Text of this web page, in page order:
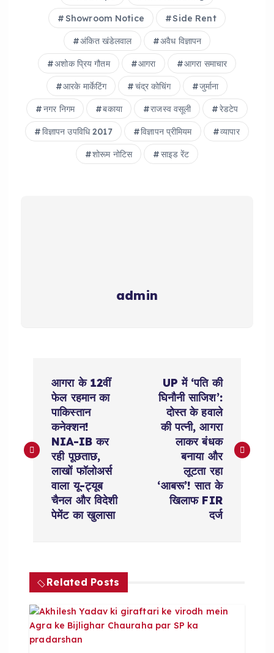
Showroom Notice Side Rent
अंकित खंडेलवाल अवैध विज्ञापन
अशोक प्रिय गौतम आगरा आगरा समाचार
आरके मार्केटिंग चंद्र कोचिंग जुर्माना
नगर निगम बकाया राजस्व वसूली रेडटेप
विज्ञापन उपविधि 2017 विज्ञापन प्रीमियम व्यापार
शोरूम नोटिस साइड रेंट
admin
t
g
a
आगरा के 12वीं
फेल रहमान का
पाकिस्तान
कनेक्शन!
NIA-IB कर
रही पूछताछ,
लाखों फॉलोअर्स
वाला यू-ट्यूब
चैनल और विदेशी
पेमेंट का खुलासा
UP में ‘पति की
घिनौनी साजिश’:
दोस्त के हवाले
की पत्नी, आगरा
लाकर बंधक
बनाया और
लूटता रहा
‘आबरू’! सात के
खिलाफ FIR
दर्ज
Related Posts